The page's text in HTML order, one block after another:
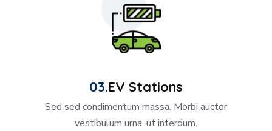
EV Stations
Sed sed condimentum massa. Morbi auctor
vestibulum urna, ut interdum.